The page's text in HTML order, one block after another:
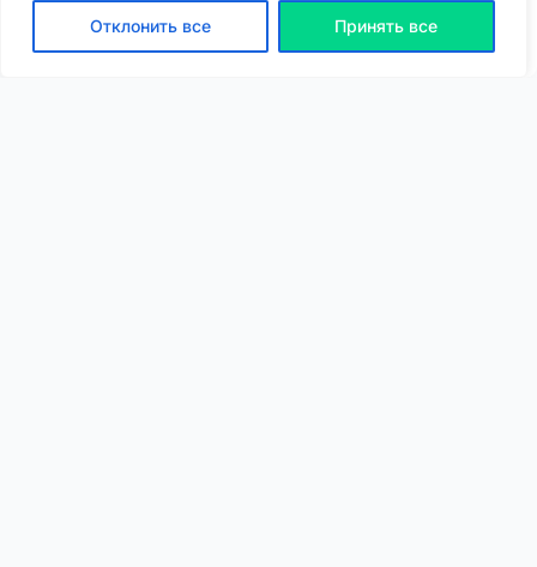
Отклонить все Принять все
ВХОД | РЕГИСТРАЦИЯ